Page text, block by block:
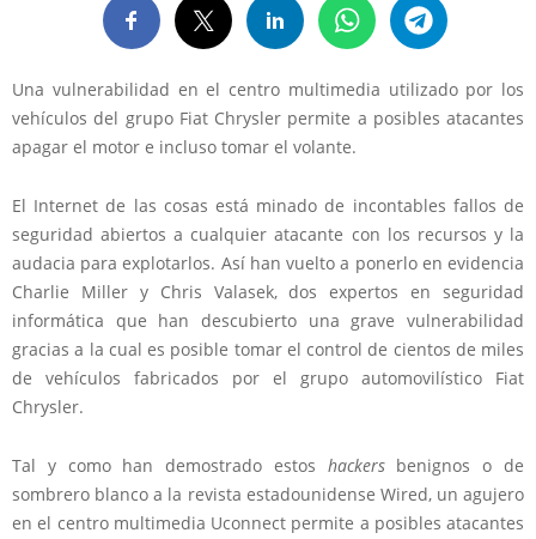
Una vulnerabilidad en el centro multimedia utilizado por los
vehículos del grupo Fiat Chrysler permite a posibles atacantes
apagar el motor e incluso tomar el volante.
El Internet de las cosas está minado de incontables fallos de
seguridad abiertos a cualquier atacante con los recursos y la
audacia para explotarlos. Así han vuelto a ponerlo en evidencia
Charlie Miller y Chris Valasek, dos expertos en seguridad
informática que han descubierto una grave vulnerabilidad
gracias a la cual es posible tomar el control de cientos de miles
de vehículos fabricados por el grupo automovilístico Fiat
Chrysler.
Tal y como han demostrado estos hackersbenignos o de
sombrero blanco a la revista estadounidense Wired, un agujero
en el centro multimedia Uconnect permite a posibles atacantes